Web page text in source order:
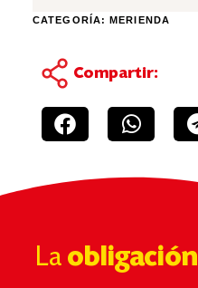
CATEGORÍA:MERIENDA
Compartir:
La obligación